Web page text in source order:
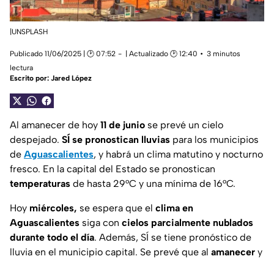
|UNSPLASH
Publicado 11/06/2025 | 🕑 07:52 | Actualizado 🕑 12:40
3 minutos
lectura
Escrito por: Jared López
Al amanecer de hoy 11 de junio se prevé un cielo
despejado. SÍ se pronostican lluvias para los municipios
de Aguascalientes, y habrá un clima matutino y nocturno
fresco. En la capital del Estado se pronostican
temperaturas de hasta 29°C y una mínima de 16°C.
Hoy miércoles, se espera que el clima en
Aguascalientes siga con cielos parcialmente nublados
durante todo el día. Además, SÍ se tiene pronóstico de
lluvia en el municipio capital. Se prevé que al amanecer y